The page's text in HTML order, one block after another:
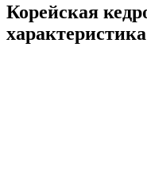
Корейская
характеристика